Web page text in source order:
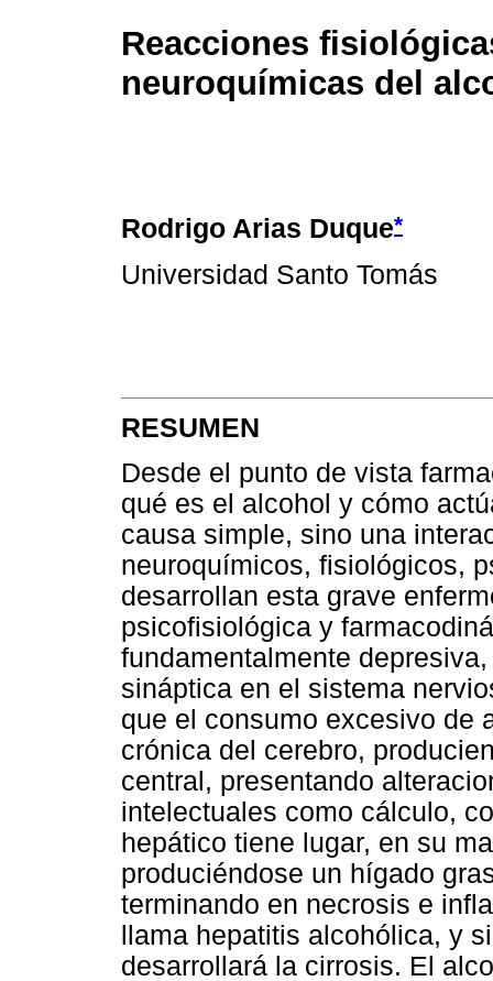
Reacciones
neuroquímicas del
Rodrigo Arias Duque*
Universidad Santo Tomás
RESUMEN
Desde el punto de vista
qué es el alcohol y cómo
causa simple, sino una
neuroquímicos, fisiológicos,
desarrollan esta grave
psicofisiológica y
fundamentalmente
sináptica en el sistema
que el consumo excesivo de
crónica del cerebro,
central, presentando
intelectuales como cálculo,
hepático tiene lugar, en su
produciéndose un hígado
terminando en necrosis e
llama hepatitis alcohólica, y
desarrollará la cirrosis. El